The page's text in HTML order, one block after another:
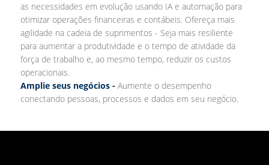
as necessidades em evolução usando IA e automação para
otimizar operações financeiras e contábeis. Ofereça mais
agilidade na cadeia de suprimentos - Seja mais resiliente
para aumentar a produtividade e o tempo de atividade da
força de trabalho e, ao mesmo tempo, reduzir os custos
operacionais.
Amplie seus negócios - Aumente o desempenho
conectando pessoas, processos e dados em seu negócio.